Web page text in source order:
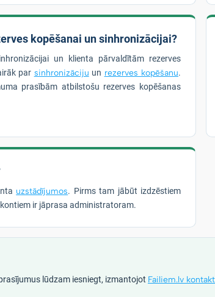
kopēšanai un sinhronizācijai?
un klienta pārvaldītām rezerves
par sinhronizāciju un rezerves kopēšanu.
prasībām atbilstošu rezerves kopēšanas
uzstādījumos. Pirms tam jābūt izdzēstiem
ir jāprasa administratoram.
lūdzam iesniegt, izmantojot Failiem.lv